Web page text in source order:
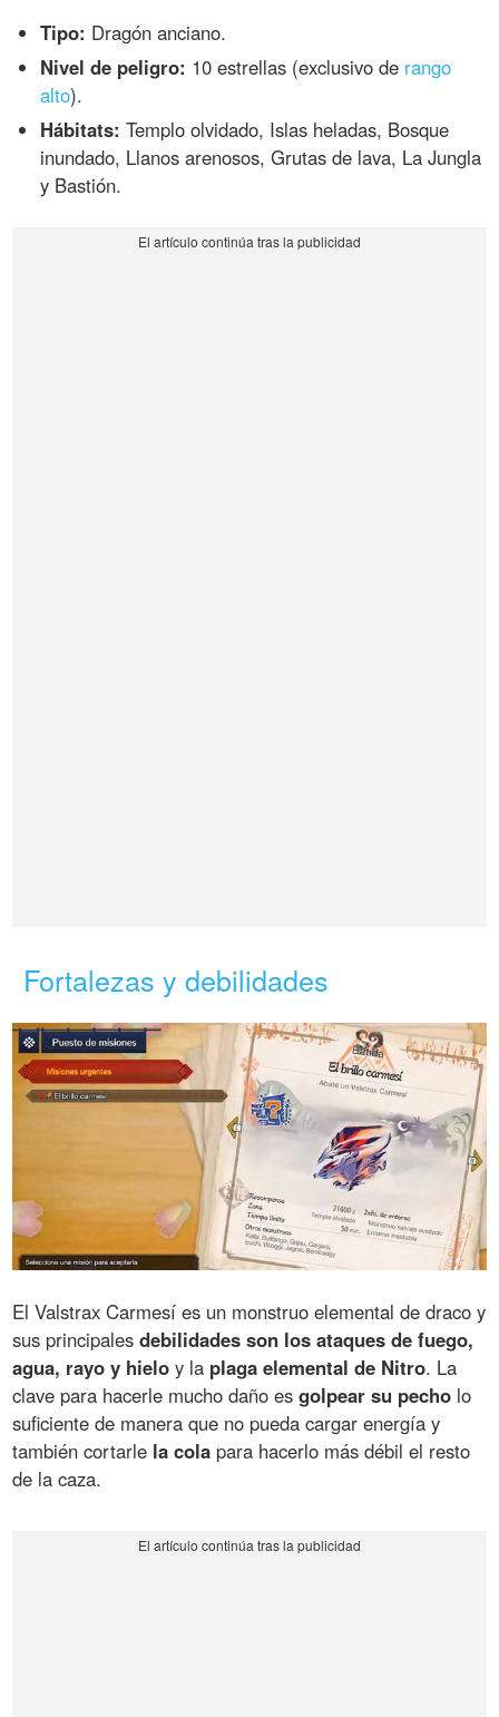
Tipo: Dragón anciano.
Nivel de peligro: 10 estrellas (exclusivo de rango
alto).
Hábitats: Templo olvidado, Islas heladas, Bosque
inundado, Llanos arenosos, Grutas de lava, La Jungla
y Bastión.
Fortalezas y debilidades
El Valstrax Carmesí es un monstruo elemental de draco y
sus principalesdebilidades son los ataques de fuego,
agua, rayo y hielo y la plaga elemental de Nitro. La
clave para hacerle mucho daño esgolpear su pecho lo
suficiente de manera que no pueda cargar energía y
también cortarle la cola para hacerlo más débil el resto
de la caza.